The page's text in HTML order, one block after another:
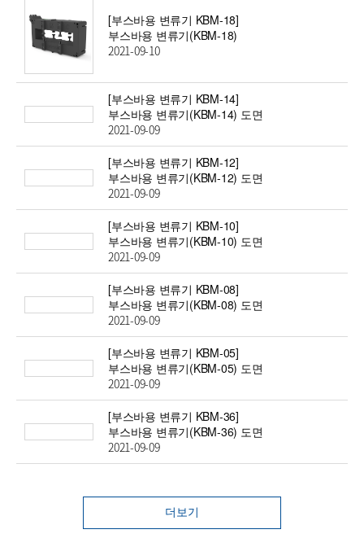
[부스바용 변류기 KBM-18]
부스바용 변류기(KBM-18)
2021-09-10
[부스바용 변류기 KBM-14]
부스바용 변류기(KBM-14) 도면
2021-09-09
[부스바용 변류기 KBM-12]
부스바용 변류기(KBM-12) 도면
2021-09-09
[부스바용 변류기 KBM-10]
부스바용 변류기(KBM-10) 도면
2021-09-09
[부스바용 변류기 KBM-08]
부스바용 변류기(KBM-08) 도면
2021-09-09
[부스바용 변류기 KBM-05]
부스바용 변류기(KBM-05) 도면
2021-09-09
[부스바용 변류기 KBM-36]
부스바용 변류기(KBM-36) 도면
2021-09-09
더보기